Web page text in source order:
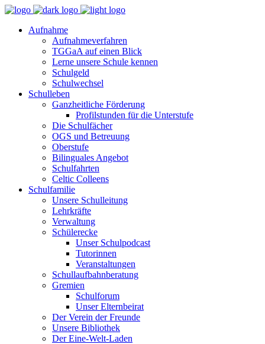
Aufnahme
Aufnahmeverfahren
TGGaA auf einen Blick
Lerne unsere Schule kennen
Schulgeld
Schulwechsel
Schulleben
Ganzheitliche Förderung
Profilstunden für die Unterstufe
Die Schulfächer
OGS und Betreuung
Oberstufe
Bilinguales Angebot
Schulfahrten
Celtic Colleens
Schulfamilie
Unsere Schulleitung
Lehrkräfte
Verwaltung
Schülerecke
Unser Schulpodcast
Tutorinnen
Veranstaltungen
Schullaufbahnberatung
Gremien
Schulforum
Unser Elternbeirat
Der Verein der Freunde
Unsere Bibliothek
Der Eine-Welt-Laden